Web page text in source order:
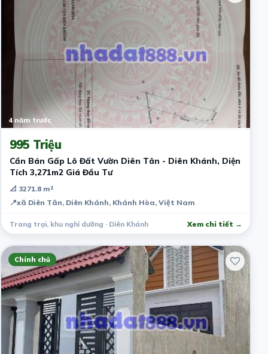
4 năm trước
995 Triệu
Cần Bán Gấp Lô Đất Vườn Diên Tân - Diên Khánh, Diện
Tích 3,271m2 Giá Đầu Tư
📐 3271.8 m²
📍xã Diên Tân, Diên Khánh, Khánh Hòa, Việt Nam
Trang trại, khu nghỉ dưỡng · Diên Khánh Xem chi tiết →
Chính chủ